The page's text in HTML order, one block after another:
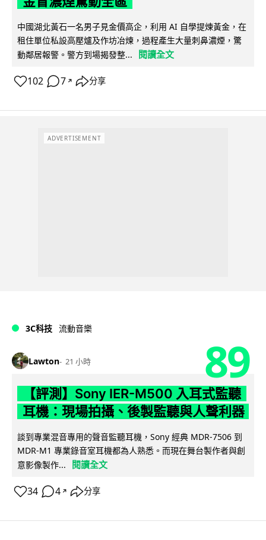
中國湖北黃石一名男子見金價高企，利用 AI 自學提煉黃金，在
租住單位私設高壓爐及作坊冶煉，過程產生大量刺鼻濃煙，驚
動鄰居報警。警方到場揭發整...
閱讀全文
102 7 ↗ 分享
ADVERTISEMENT
3C科技 流動音樂
Lawton 21 小時 89
【評測】Sony IER-M500 入耳式監聽
耳機：現場拍攝、後製監聽與人聲利器
談到專業混音專用的聲音監聽耳機，Sony 經典 MDR-7506 到
MDR-M1 專業錄音室耳機都為人熟悉。而現在舞台製作者與創
意影像製作...
閱讀全文
34 4 ↗ 分享